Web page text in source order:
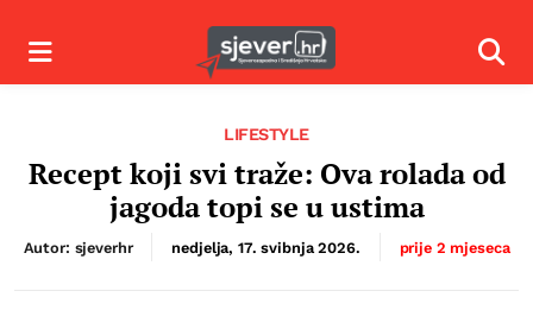
Izbornik
LIFESTYLE
Recept koji svi traže: Ova rolada od
jagoda topi se u ustima
Autor: sjeverhr nedjelja, 17. svibnja 2026. prije 2 mjeseca